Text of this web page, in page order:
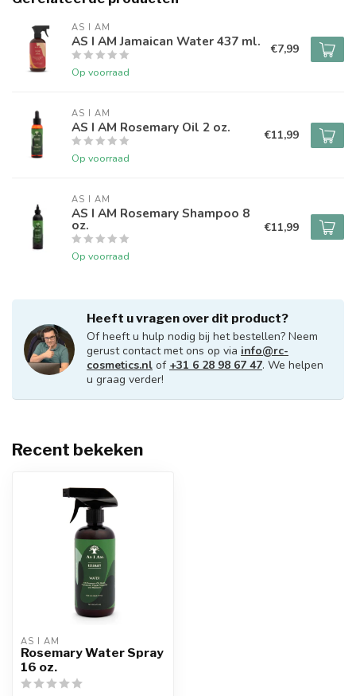
AS I AM
AS I AM Jamaican Water 437 ml.
Op voorraad
€7,99
AS I AM
AS I AM Rosemary Oil 2 oz.
Op voorraad
€11,99
AS I AM
AS I AM Rosemary Shampoo 8
oz.
Op voorraad
€11,99
Heeft u vragen over dit product?
Of heeft u hulp nodig bij het bestellen? Neem
gerust contact met ons op via info@rc-
cosmetics.nl of +31 6 28 98 67 47. We helpen
u graag verder!
Recent bekeken
AS I AM
Rosemary Water Spray
16 oz.